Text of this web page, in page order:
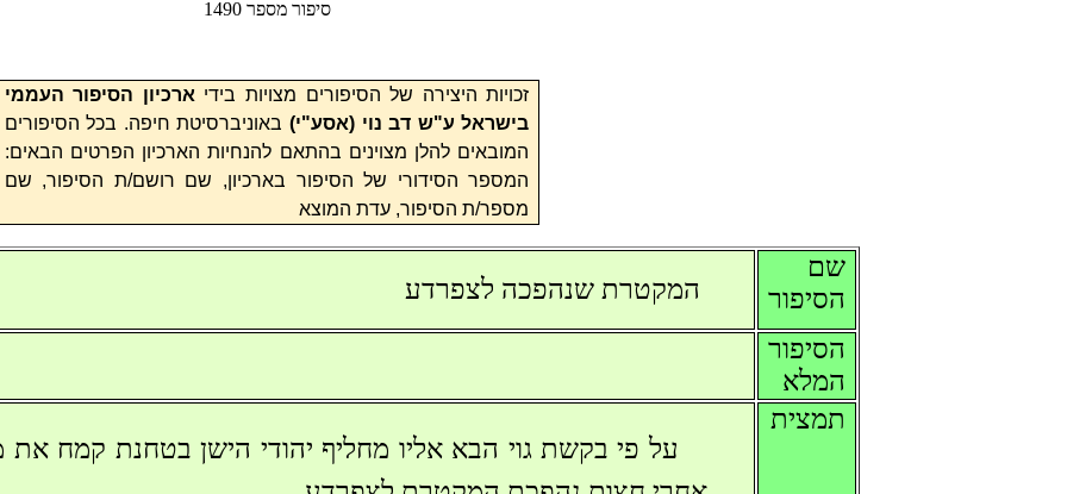
1490 סיפור מספר
זכויות היצירה של הסיפורים מצויות בידי ארכיון הסיפור העממי
בישראל ע"ש דב נוי (אסע"י) באוניברסיטת חיפה. בכל הסיפורים
המובאים להלן מצוינים בהתאם להנחיות הארכיון הפרטים הבאים:
המספר הסידורי של הסיפור בארכיון, שם רושם/ת הסיפור, שם
מספר/ת הסיפור, עדת המוצא
המקטרת שנהפכה לצפרדע
שם
הסיפור
הסיפור
המלא
על פי בקשת גוי הבא אליו מחליף יהודי הישן בטחנת קמח
תמצית